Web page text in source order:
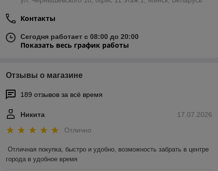
Контакты
Сегодня работает с 08:00 до 20:00
Показать весь график работы
Отзывы о магазине
189 отзывов за всё время
17.07.2026
Никита
Отлично
Отличная покупка, быстро и удобно, возможность забрать в центре
города в удобное время